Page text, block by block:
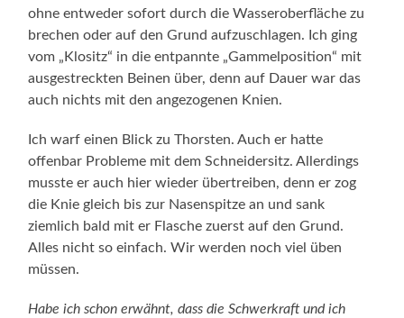
ohne entweder sofort durch die Wasseroberfläche zu
brechen oder auf den Grund aufzuschlagen. Ich ging
vom „Klositz“ in die entpannte „Gammelposition“ mit
ausgestreckten Beinen über, denn auf Dauer war das
auch nichts mit den angezogenen Knien.
Ich warf einen Blick zu Thorsten. Auch er hatte
offenbar Probleme mit dem Schneidersitz. Allerdings
musste er auch hier wieder übertreiben, denn er zog
die Knie gleich bis zur Nasenspitze an und sank
ziemlich bald mit er Flasche zuerst auf den Grund.
Alles nicht so einfach. Wir werden noch viel üben
müssen.
Habe ich schon erwähnt, dass die Schwerkraft und ich